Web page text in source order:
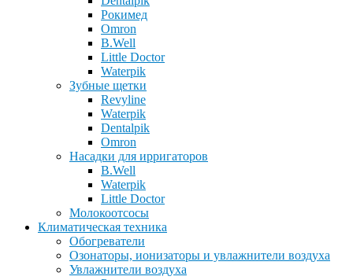
Рокимед
Omron
B.Well
Little Doctor
Waterpik
Зубные щетки
Revyline
Waterpik
Dentalpik
Omron
Насадки для ирригаторов
B.Well
Waterpik
Little Doctor
Молокоотсосы
Климатическая техника
Обогреватели
Озонаторы, ионизаторы и увлажнители воздуха
Увлажнители воздуха